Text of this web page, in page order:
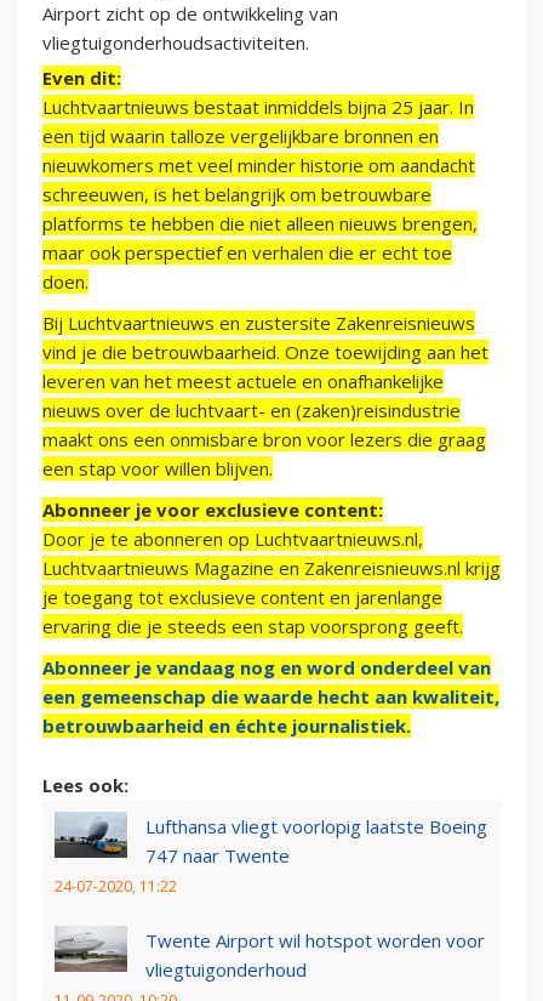
Airport zicht op de ontwikkeling van
vliegtuigonderhoudsactiviteiten.
Even dit:
Luchtvaartnieuws bestaat inmiddels bijna 25 jaar. In
een tijd waarin talloze vergelijkbare bronnen en
nieuwkomers met veel minder historie om aandacht
schreeuwen, is het belangrijk om betrouwbare
platforms te hebben die niet alleen nieuws brengen,
maar ook perspectief en verhalen die er echt toe
doen.
Bij Luchtvaartnieuws en zustersite Zakenreisnieuws
vind je die betrouwbaarheid. Onze toewijding aan het
leveren van het meest actuele en onafhankelijke
nieuws over de luchtvaart- en (zaken)reisindustrie
maakt ons een onmisbare bron voor lezers die graag
een stap voor willen blijven.
Abonneer je voor exclusieve content:
Door je te abonneren op Luchtvaartnieuws.nl,
Luchtvaartnieuws Magazine en Zakenreisnieuws.nl krijg
je toegang tot exclusieve content en jarenlange
ervaring die je steeds een stap voorsprong geeft.
Abonneer je vandaag nog en word onderdeel van
een gemeenschap die waarde hecht aan kwaliteit,
betrouwbaarheid en échte journalistiek.
Lees ook:
Lufthansa vliegt voorlopig laatste Boeing
747 naar Twente
24-07-2020, 11:22
Twente Airport wil hotspot worden voor
vliegtuigonderhoud